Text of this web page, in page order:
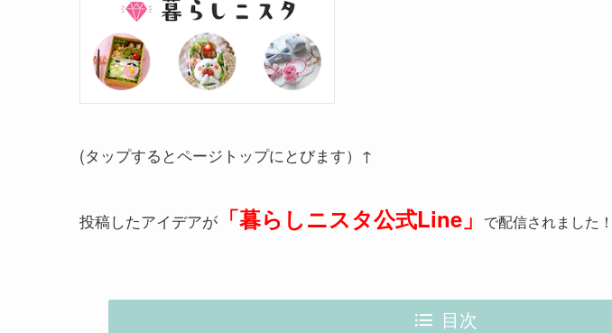
(タップするとページトップにとびます）↑
投稿したアイデアが 「暮らしニスタ公式Line」 で配信されました！
目次